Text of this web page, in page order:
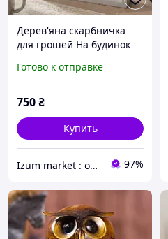
Дерев'яна скарбничка
для грошей На будинок
Готово к отправке
750₴
Купить
Izum market : оригінальні подарунки | декор і дизайн 97%